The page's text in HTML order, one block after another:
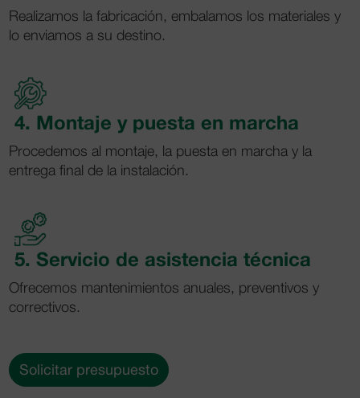
Realizamos la fabricación, embalamos los materiales y
lo enviamos a su destino.
4. Montaje y puesta en marcha
Procedemos al montaje, la puesta en marcha y la
entrega final de la instalación.
5. Servicio de asistencia técnica
Ofrecemos mantenimientos anuales, preventivos y
correctivos.
Solicitar presupuesto